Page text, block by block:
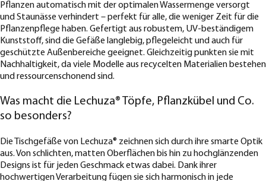
Pflanzen automatisch mit der optimalen Wassermenge versorgt
und Staunässe verhindert – perfekt für alle, die weniger Zeit für die
Pflanzenpflege haben. Gefertigt aus robustem, UV-beständigem
Kunststoff, sind die Gefäße langlebig, pflegeleicht und auch für
geschützte Außenbereiche geeignet. Gleichzeitig punkten sie mit
Nachhaltigkeit, da viele Modelle aus recycelten Materialien bestehen
und ressourcenschonend sind.
Was macht die Lechuza® Töpfe, Pflanzkübel und Co.
so besonders?
Die Tischgefäße von Lechuza® zeichnen sich durch ihre smarte Optik
aus. Von schlichten, matten Oberflächen bis hin zu hochglänzenden
Designs ist für jeden Geschmack etwas dabei. Dank ihrer
hochwertigen Verarbeitung fügen sie sich harmonisch in jede